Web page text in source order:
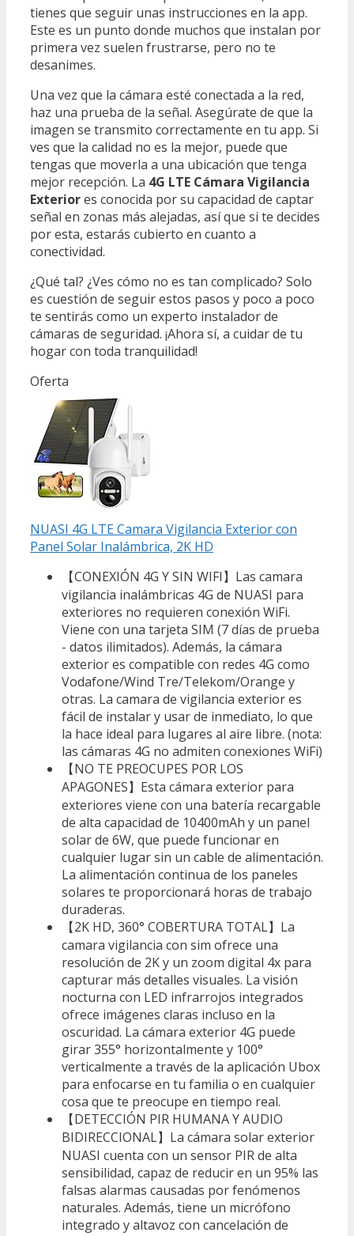
tienes que seguir unas instrucciones en la app.
Este es un punto donde muchos que instalan por
primera vez suelen frustrarse, pero no te
desanimes.
Una vez que la cámara esté conectada a la red,
haz una prueba de la señal. Asegúrate de que la
imagen se transmito correctamente en tu app. Si
ves que la calidad no es la mejor, puede que
tengas que moverla a una ubicación que tenga
mejor recepción. La 4G LTE Cámara Vigilancia
Exteriores conocida por su capacidad de captar
señal en zonas más alejadas, así que si te decides
por esta, estarás cubierto en cuanto a
conectividad.
¿Qué tal? ¿Ves cómo no es tan complicado? Solo
es cuestión de seguir estos pasos y poco a poco
te sentirás como un experto instalador de
cámaras de seguridad. ¡Ahora sí, a cuidar de tu
hogar con toda tranquilidad!
Oferta
NUASI 4G LTE Camara Vigilancia Exterior con
Panel Solar Inalámbrica, 2K HD
【CONEXIÓN 4G Y SIN WIFI】Las camara
vigilancia inalámbricas 4G de NUASI para
exteriores no requieren conexión WiFi.
Viene con una tarjeta SIM (7 días de prueba
- datos ilimitados). Además, la cámara
exterior es compatible con redes 4G como
Vodafone/Wind Tre/Telekom/Orange y
otras. La camara de vigilancia exterior es
fácil de instalar y usar de inmediato, lo que
la hace ideal para lugares al aire libre. (nota:
las cámaras 4G no admiten conexiones WiFi)
【NO TE PREOCUPES POR LOS
APAGONES】Esta cámara exterior para
exteriores viene con una batería recargable
de alta capacidad de 10400mAh y un panel
solar de 6W, que puede funcionar en
cualquier lugar sin un cable de alimentación.
La alimentación continua de los paneles
solares te proporcionará horas de trabajo
duraderas.
【2K HD, 360° COBERTURA TOTAL】La
camara vigilancia con sim ofrece una
resolución de 2K y un zoom digital 4x para
capturar más detalles visuales. La visión
nocturna con LED infrarrojos integrados
ofrece imágenes claras incluso en la
oscuridad. La cámara exterior 4G puede
girar 355° horizontalmente y 100°
verticalmente a través de la aplicación Ubox
para enfocarse en tu familia o en cualquier
cosa que te preocupe en tiempo real.
【DETECCIÓN PIR HUMANA Y AUDIO
BIDIRECCIONAL】La cámara solar exterior
NUASI cuenta con un sensor PIR de alta
sensibilidad, capaz de reducir en un 95% las
falsas alarmas causadas por fenómenos
naturales. Además, tiene un micrófono
integrado y altavoz con cancelación de